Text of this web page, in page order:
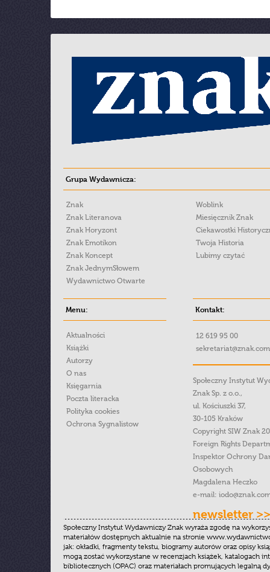
Grupa Wydawnicza:
Znak
Znak Literanova
Znak Horyzont
Znak Emotikon
Znak Koncept
Znak JednymSłowem
Wydawnictwo Otwarte
Woblink
Miesięcznik Znak
Ciekawostki
Twoja Historia
Lubimy czytać
Menu:
Aktualności
Książki
Autorzy
O nas
Księgarnia
Poczta literacka
Polityka cookies
Ochrona Sygnalistow
Kontakt:
12 619 95 00
Społeczny Instytut
Znak Sp. z o.o.,
ul. Kościuszki 37,
30-105 Kraków
Copyright SIW Znak
Foreign Rights
Inspektor Ochrony
Osobowych
Magdalena Heczko
e-mail:
newsletter >>
Społeczny Instytut Wydawniczy Znak wyraża zgodę na
materiałów dostępnych aktualnie na stronie
jak: okładki, fragmenty tekstu, biogramy autorów oraz opisy
mogą zostać wykorzystane w recenzjach książek, katalogach
bibliotecznych (OPAC) oraz materiałach promujących legalną